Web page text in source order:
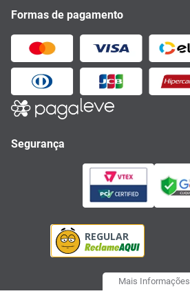
Formas de pagamento
Segurança
Mais Informações